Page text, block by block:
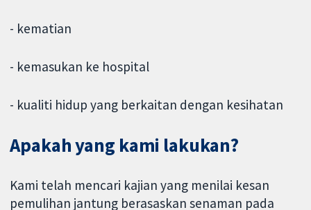
- kematian
- kemasukan ke hospital
- kualiti hidup yang berkaitan dengan kesihatan
Apakah yang kami lakukan?
Kami telah mencari kajian yang menilai kesan
pemulihan jantung berasaskan senaman pada